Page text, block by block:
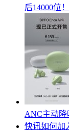
后14000位
ANC主动降
快讯如何加